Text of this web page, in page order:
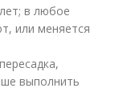
в любое
или меняется
выполнить